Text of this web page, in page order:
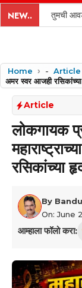
content
NEW.. तुमची
Home - Article
अमर स्वर आजही
Article
लोकगायक
रसिकांच्या
By
On: June
आम्हाला फॉलो करा: